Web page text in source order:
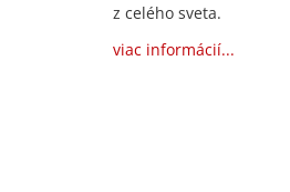
z celého sveta.
viac informácií...